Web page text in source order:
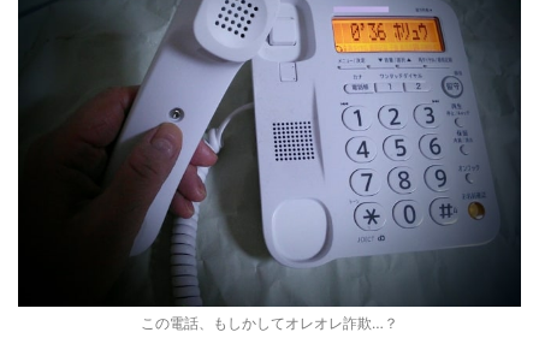
この電話、もしかしてオレオレ詐欺…？